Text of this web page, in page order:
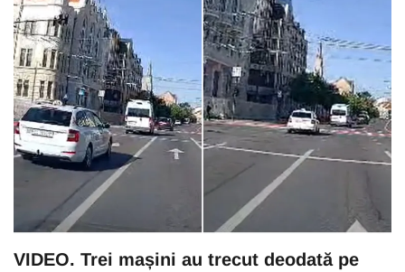
VIDEO. Trei mașini au trecut deodată pe